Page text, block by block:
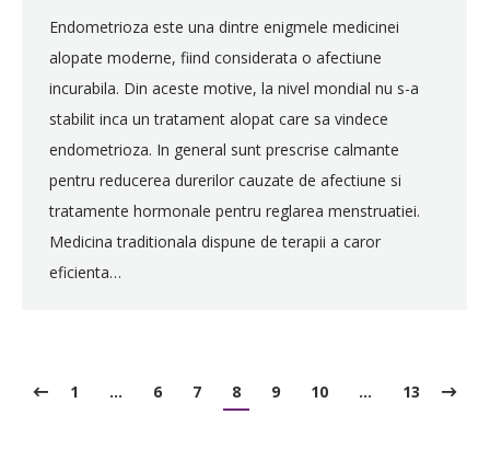
Endometrioza este una dintre enigmele medicinei
alopate moderne, fiind considerata o afectiune
incurabila. Din aceste motive, la nivel mondial nu s-a
stabilit inca un tratament alopat care sa vindece
endometrioza. In general sunt prescrise calmante
pentru reducerea durerilor cauzate de afectiune si
tratamente hormonale pentru reglarea menstruatiei.
Medicina traditionala dispune de terapii a caror
eficienta…
1 … 6 7 8 9 10 … 13